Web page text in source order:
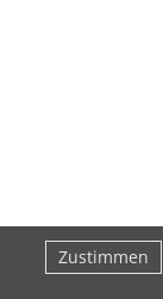
Zustimmen